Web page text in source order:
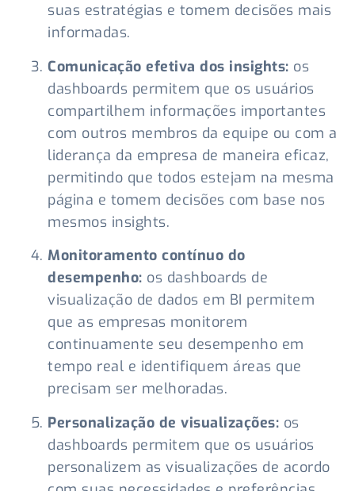
suas estratégias e tomem decisões mais
informadas.
Comunicação efetiva dos insights: os
dashboards permitem que os usuários
compartilhem informações importantes
com outros membros da equipe ou com a
liderança da empresa de maneira eficaz,
permitindo que todos estejam na mesma
página e tomem decisões com base nos
mesmos insights.
Monitoramento contínuo do
desempenho: os dashboards de
visualização de dados em BI permitem
que as empresas monitorem
continuamente seu desempenho em
tempo real e identifiquem áreas que
precisam ser melhoradas.
Personalização de visualizações: os
dashboards permitem que os usuários
personalizem as visualizações de acordo